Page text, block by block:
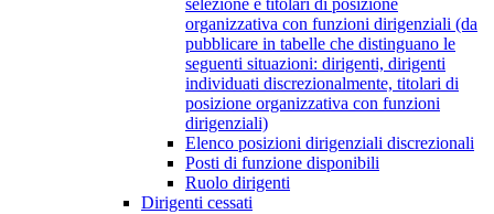
selezione e titolari di posizione
organizzativa con funzioni dirigenziali (da
pubblicare in tabelle che distinguano le
seguenti situazioni: dirigenti, dirigenti
individuati discrezionalmente, titolari di
posizione organizzativa con funzioni
dirigenziali)
Elenco posizioni dirigenziali discrezionali
Posti di funzione disponibili
Ruolo dirigenti
Dirigenti cessati